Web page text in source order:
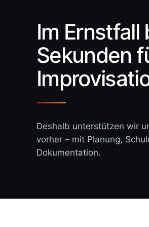
Im Ernstfall
Sekunden
Deshalb unterstützen wir
vorher – mit Planung,
Dokumentation.